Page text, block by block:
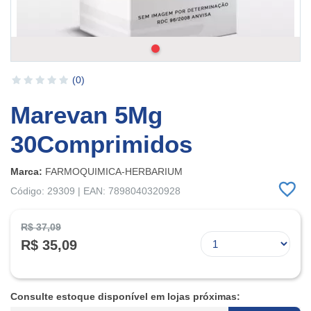
(0)
Marevan 5Mg
30Comprimidos
Marca: FARMOQUIMICA-HERBARIUM
Código: 29309 | EAN: 7898040320928
R$ 37,09
R$ 35,09
Consulte estoque disponível em lojas próximas: